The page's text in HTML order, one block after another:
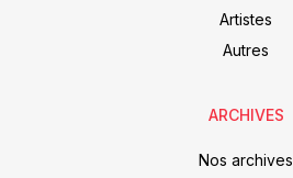
Artistes
Autres
ARCHIVES
Nos archives